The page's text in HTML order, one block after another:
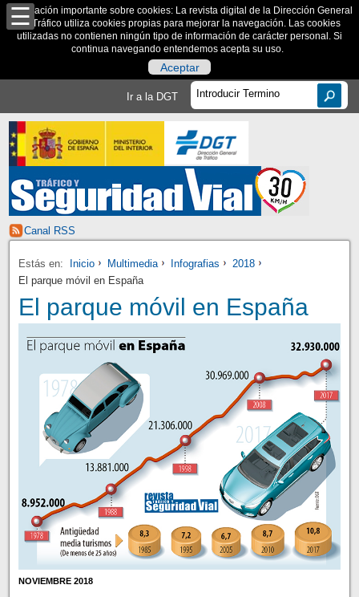
Información importante sobre cookies: La revista digital de la Dirección General
de Tráfico utiliza cookies propias para mejorar la navegación. Las cookies
utilizadas no contienen ningún tipo de información de carácter personal. Si
continua navegando entendemos acepta su uso.
Aceptar
Ir a la DGT
Canal RSS
Estás en: Inicio Multimedia Infografias
2018
El parque móvil en España
El parque móvil en España
NOVIEMBRE 2018